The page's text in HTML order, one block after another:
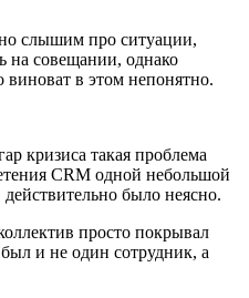
слышим про ситуации,
на совещании, однако
в этом непонятно.
кризиса такая проблема
CRM одной небольшой
было неясно.
просто покрывал
и не один сотрудник, а